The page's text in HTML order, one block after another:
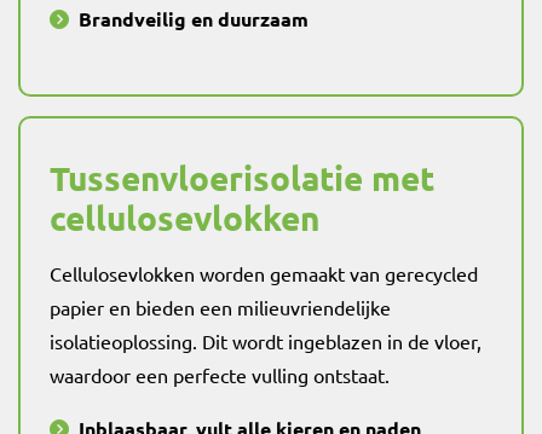
Brandveilig en duurzaam
Tussenvloerisolatie met
cellulosevlokken
Cellulosevlokken worden gemaakt van gerecycled
papier en bieden een milieuvriendelijke
isolatieoplossing. Dit wordt ingeblazen in de vloer,
waardoor een perfecte vulling ontstaat.
Inblaasbaar, vult alle kieren en naden